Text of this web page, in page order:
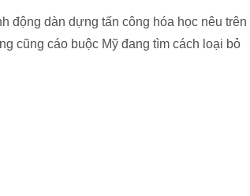
động dàn dựng tấn công hóa học nêu trên
cũng cáo buộc Mỹ đang tìm cách loại bỏ